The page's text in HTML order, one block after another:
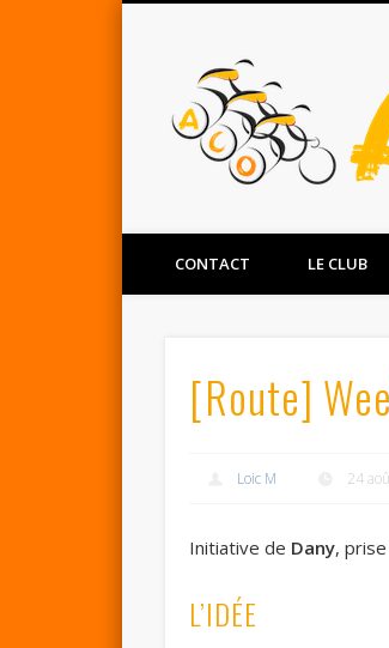
Twitter
CONTACT LE CLUB
[Route]
Loic M 24
Initiative de Dany,
L’IDÉE